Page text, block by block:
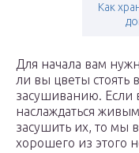
Как
Для начала вам
ли вы цветы стоять
засушиванию. Если
наслаждаться
засушить их, то мы
хорошего из этого